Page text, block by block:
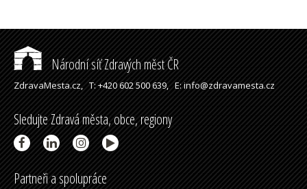
Národní síť Zdravých měst ČR
ZdravaMesta.cz,T: +420 602 500 639,E: info@zdravamesta.cz
Sledujte Zdravá města, obce, regiony
Partneři a spolupráce